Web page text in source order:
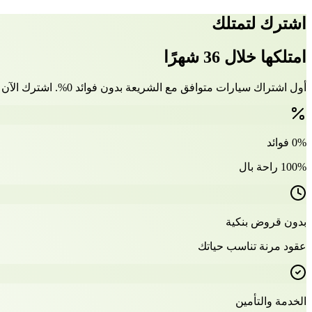
اشترك لتمتلك
امتلكها خلال 36 شهرًا
أول اشتراك سيارات متوافق مع الشريعة بدون فوائد 0%. اشترك الآن وتملّك سيارتك بعد 36 شهرًا
0% فوائد
100% راحة بال
بدون قروض بنكية
عقود مرنة تناسب حياتك
الخدمة والتأمين